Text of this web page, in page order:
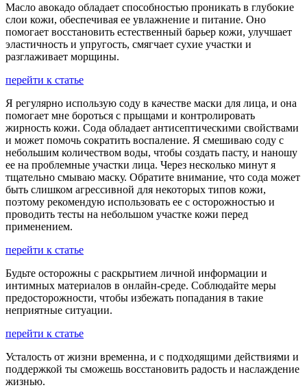
Масло авокадо обладает способностью проникать в глубокие
слои кожи, обеспечивая ее увлажнение и питание. Оно
помогает восстановить естественный барьер кожи, улучшает
эластичность и упругость, смягчает сухие участки и
разглаживает морщины.
перейти к статье
Я регулярно использую соду в качестве маски для лица, и она
помогает мне бороться с прыщами и контролировать
жирность кожи. Сода обладает антисептическими свойствами
и может помочь сократить воспаление. Я смешиваю соду с
небольшим количеством воды, чтобы создать пасту, и наношу
ее на проблемные участки лица. Через несколько минут я
тщательно смываю маску. Обратите внимание, что сода может
быть слишком агрессивной для некоторых типов кожи,
поэтому рекомендую использовать ее с осторожностью и
проводить тесты на небольшом участке кожи перед
применением.
перейти к статье
Будьте осторожны с раскрытием личной информации и
интимных материалов в онлайн-среде. Соблюдайте меры
предосторожности, чтобы избежать попадания в такие
неприятные ситуации.
перейти к статье
Усталость от жизни временна, и с подходящими действиями и
поддержкой ты сможешь восстановить радость и наслаждение
жизнью.